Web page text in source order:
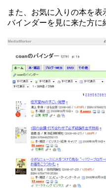
また、お気に入りの本を表
バインダーを見に来た方に